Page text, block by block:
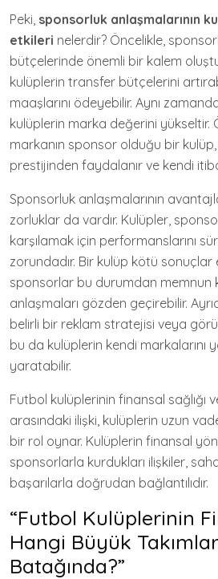
Peki, sponsorluk anlaşmalarının
etkileri nelerdir? Öncelikle,
bütçelerinde önemli bir kalem
kulüplerin transfer bütçelerini
maaşlarını ödeyebilir. Aynı
kulüplerin marka değerini yükseltir.
markanın sponsor olduğu bir
prestijinden faydalanır ve kendi
Sponsorluk anlaşmalarının
zorluklar da vardır. Kulüpler,
karşılamak için performanslarını
zorundadır. Bir kulüp kötü sonuçlar
sponsorlar bu durumdan memnun
anlaşmaları gözden geçirebilir.
belirli bir reklam stratejisi veya
bu da kulüplerin kendi markalarını
yaratabilir.
Futbol kulüplerinin finansal sağlığı
arasındaki ilişki, kulüplerin uzun
bir rol oynar. Kulüplerin finansal
sponsorlarla kurdukları ilişkiler,
başarılarla doğrudan bağlantılıdır.
“Futbol Kulüplerinin
Hangi Büyük
Batağında?”